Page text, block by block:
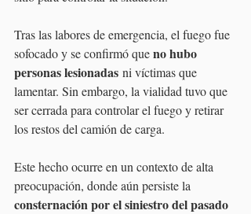
Tras las labores de emergencia, el fuego fue
sofocado y se confirmó que no hubo
personas lesionadas ni víctimas que
lamentar. Sin embargo, la vialidad tuvo que
ser cerrada para controlar el fuego y retirar
los restos del camión de carga.
Este hecho ocurre en un contexto de alta
preocupación, donde aún persiste la
consternación por el siniestro del pasado